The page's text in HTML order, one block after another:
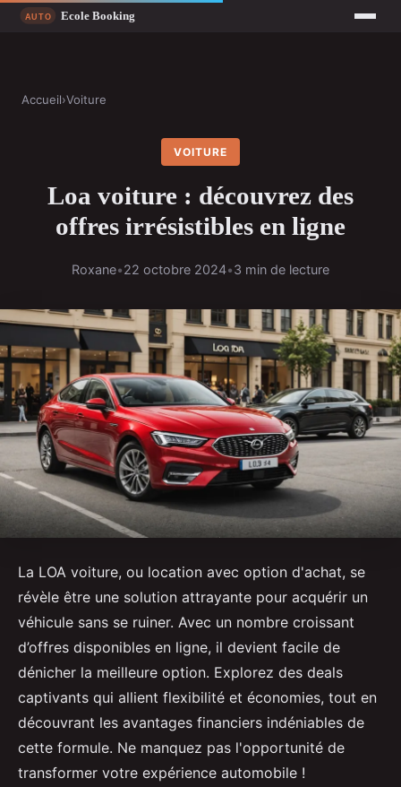
Accueil›Voiture
VOITURE
Loa voiture : découvrez des
offres irrésistibles en ligne
Roxane•22 octobre 2024•3 min de lecture
La LOA voiture, ou location avec option d'achat, se
révèle être une solution attrayante pour acquérir un
véhicule sans se ruiner. Avec un nombre croissant
d’offres disponibles en ligne, il devient facile de
dénicher la meilleure option. Explorez des deals
captivants qui allient flexibilité et économies, tout en
découvrant les avantages financiers indéniables de
cette formule. Ne manquez pas l'opportunité de
transformer votre expérience automobile !